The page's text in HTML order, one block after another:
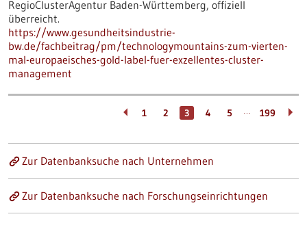
RegioClusterAgentur Baden-Württemberg, offiziell
überreicht.
https://www.gesundheitsindustrie-
bw.de/fachbeitrag/pm/technologymountains-zum-vierten-
mal-europaeisches-gold-label-fuer-exzellentes-cluster-
management
1 2 3 4 5 … 199
Zur Datenbanksuche nach Unternehmen
Zur Datenbanksuche nach Forschungseinrichtungen